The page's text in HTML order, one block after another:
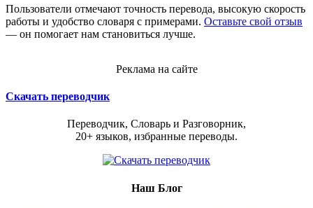
Пользователи отмечают точность перевода, высокую скорость
работы и удобство словаря с примерами. Оставьте свой отзыв
— он помогает нам становиться лучше.
Реклама на сайте
Скачать переводчик
Переводчик, Словарь и Разговорник,
20+ языков, избранные переводы.
Наш Блог